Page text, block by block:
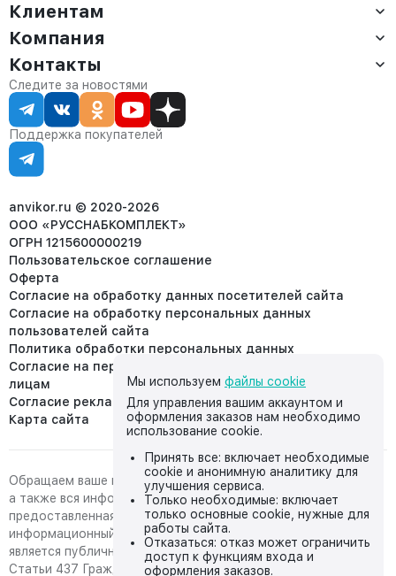
Клиентам
Доставка
Оплата
Сервис
Статус заказа
Статьи
Компания
О компании
Контакты
Партнёрам
Контакты
Отдел продаж:
8 (800) 234-22-62
corp@anvikor.ru
Ежедневно, с 7:00-19:00 (МСК)
Отдел рекламации:
8 (953) 455-25-61
Следите за новостями
Поддержка покупателей
anvikor.ru © 2020-2026
ООО «РУССНАБКОМПЛЕКТ»
ОГРН 1215600000219
Пользовательское соглашение
Оферта
Согласие на обработку данных посетителей сайта
Согласие на обработку персональных данных
пользователей сайта
Политика обработки персональных данных
Согласие на передачу персональных данных третьим
лицам
Согласие реклама
Карта сайта
Обращаем ваше внимание на то, что данный интернет-сайт,
а также вся информация о товарах и ценах,
предоставленная на нём, носит исключительно
информационный характер и ни при каких условиях не
является публичной офертой, определяемой положениями
Статьи 437 Гражданского кодекса Российской Федерации.
Мы используем файлы cookie
Для управления вашим аккаунтом и
оформления заказов нам необходимо
использование cookie.
Принять все: включает необходимые
cookie и анонимную аналитику для
улучшения сервиса.
Только необходимые: включает
только основные cookie, нужные для
работы сайта.
Отказаться: отказ может ограничить
доступ к функциям входа и
оформления заказов.